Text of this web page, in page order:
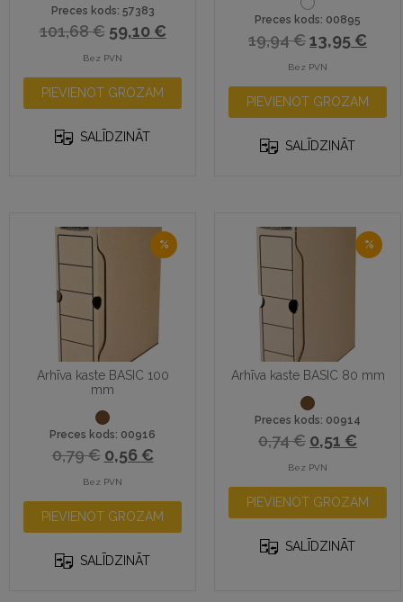
Preces kods: 57383
101,68€ 59,10 €
Bez PVN
PIEVIENOT GROZAM
SALĪDZINĀT
Preces kods: 00895
19,94€13,95 €
Bez PVN
PIEVIENOT GROZAM
SALĪDZINĀT
%
Arhīva kaste BASIC 100
mm
Preces kods: 00916
0,79€ 0,56 €
Bez PVN
PIEVIENOT GROZAM
SALĪDZINĀT
%
Arhīva kaste BASIC 80 mm
Preces kods: 00914
0,74€ 0,51 €
Bez PVN
PIEVIENOT GROZAM
SALĪDZINĀT